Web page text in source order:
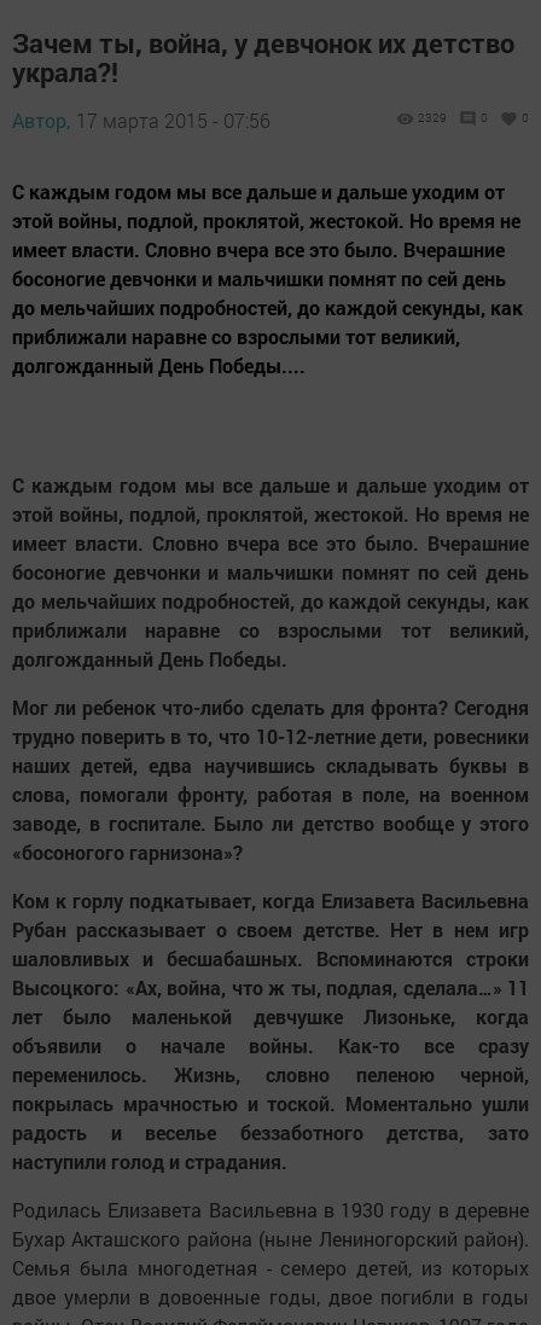
Зачем ты, война, у девчонок их детство
украла?!
Автор, 17 марта 2015 - 07:56 2329 0 0
С каждым годом мы все дальше и дальше уходим от
этой войны, подлой, проклятой, жестокой. Но время не
имеет власти. Словно вчера все это было. Вчерашние
босоногие девчонки и мальчишки помнят по сей день
до мельчайших подробностей, до каждой секунды, как
приближали наравне со взрослыми тот великий,
долгожданный День Победы....
С каждым годом мы все дальше и дальше уходим от
этой войны, подлой, проклятой, жестокой. Но время не
имеет власти. Словно вчера все это было. Вчерашние
босоногие девчонки и мальчишки помнят по сей день
до мельчайших подробностей, до каждой секунды, как
приближали наравне со взрослыми тот великий,
долгожданный День Победы.
Мог ли ребенок что-либо сделать для фронта? Сегодня
трудно поверить в то, что 10-12-летние дети, ровесники
наших детей, едва научившись складывать буквы в
слова, помогали фронту, работая в поле, на военном
заводе, в госпитале. Было ли детство вообще у этого
«босоногого гарнизона»?
Ком к горлу подкатывает, когда Елизавета Васильевна
Рубан рассказывает о своем детстве. Нет в нем игр
шаловливых и бесшабашных. Вспоминаются строки
Высоцкого: «Ах, война, что ж ты, подлая, сделала…» 11
лет было маленькой девчушке Лизоньке, когда
объявили о начале войны. Как-то все сразу
переменилось. Жизнь, словно пеленою черной,
покрылась мрачностью и тоской. Моментально ушли
радость и веселье беззаботного детства, зато
наступили голод и страдания.
Родилась Елизавета Васильевна в 1930 году в деревне
Бухар Акташского района (ныне Лениногорский район).
Семья была многодетная - семеро детей, из которых
двое умерли в довоенные годы, двое погибли в годы